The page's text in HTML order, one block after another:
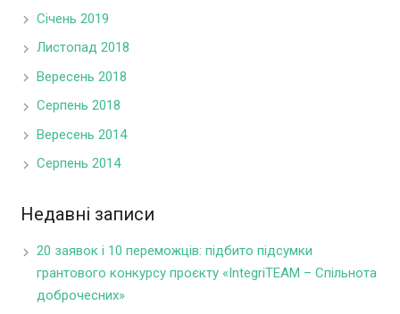
Січень 2019
Листопад 2018
Вересень 2018
Серпень 2018
Вересень 2014
Серпень 2014
Недавні записи
20 заявок і 10 переможців: підбито підсумки
грантового конкурсу проєкту «IntegriTEAM – Спільнота
доброчесних»